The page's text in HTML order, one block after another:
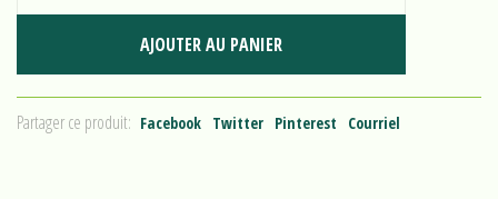
AJOUTER AU PANIER
Partager ce produit: Facebook Twitter Pinterest Courriel